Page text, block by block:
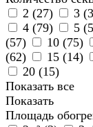
2 (27) 3 (
4 (79) 5 (
(57) 10 (75)
(62) 15 (14)
20 (15)
Показать все
Показать
Площадь